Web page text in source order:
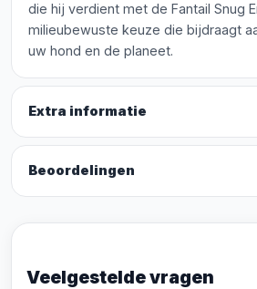
die hij verdient met de Fantail Snug
milieubewuste keuze die bijdraagt
uw hond en de planeet.
Extra informatie
Beoordelingen
Veelgestelde vragen